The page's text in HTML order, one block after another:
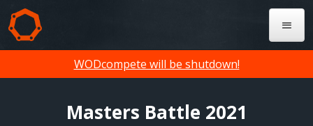
WODcompete will be shutdown!
Masters Battle 2021